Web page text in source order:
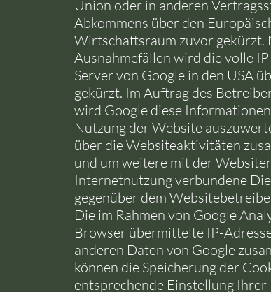
Union oder in anderen
Abkommens über den
Wirtschaftsraum zuvor gekürzt.
Ausnahmefällen wird die volle
Server von Google in den USA
gekürzt. Im Auftrag des
wird Google diese
Nutzung der Website
über die Websiteaktivitäten
und um weitere mit der
Internetnutzung verbundene
gegenüber dem
Die im Rahmen von Google
Browser übermittelte IP-
anderen Daten von Google
können die Speicherung der
entsprechende Einstellung